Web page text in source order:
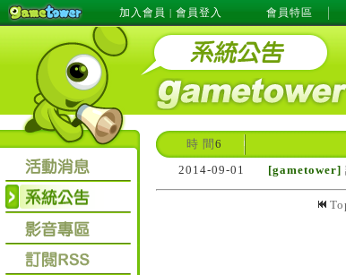
加入會員 | 會員登入 會員特區
時 間 6
2014-09-01
[gametower]